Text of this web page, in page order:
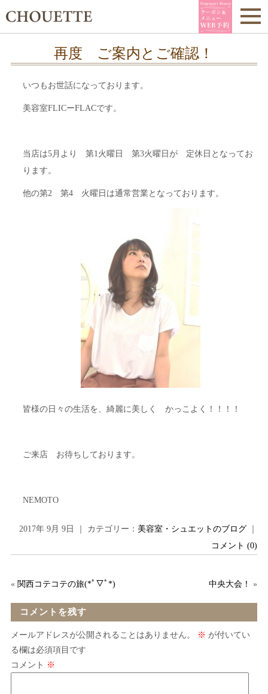
再度 ご案内とご確認！
いつもお世話になっております。
美容室FLICーFLACです。
当店は5月より 第1火曜日 第3火曜日が 定休日となってお
ります。
他の第2 第4 火曜日は通常営業となっております。
皆様の日々の生活を、綺麗に美しく かっこよく！！！！
ご来店 お待ちしております。
NEMOTO
2017年 9月 9日 ｜ カテゴリー： 美容室・シュエットのブログ
コメント (0)
« 関西コテコテの旅(*ﾟ▽ﾟ*) 中央大会！ »
コメントを残す
メールアドレスが公開されることはありません。 ※ が付いてい
る欄は必須項目です
コメント ※